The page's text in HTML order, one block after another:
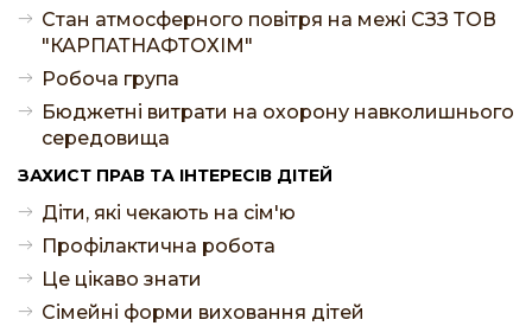
Стан атмосферного повітря на межі СЗЗ ТОВ
"КАРПАТНАФТОХІМ"
Робоча група
Бюджетні витрати на охорону навколишнього
середовища
ЗАХИСТ ПРАВ ТА ІНТЕРЕСІВ ДІТЕЙ
Діти, які чекають на сім'ю
Профілактична робота
Це цікаво знати
Сімейні форми виховання дітей